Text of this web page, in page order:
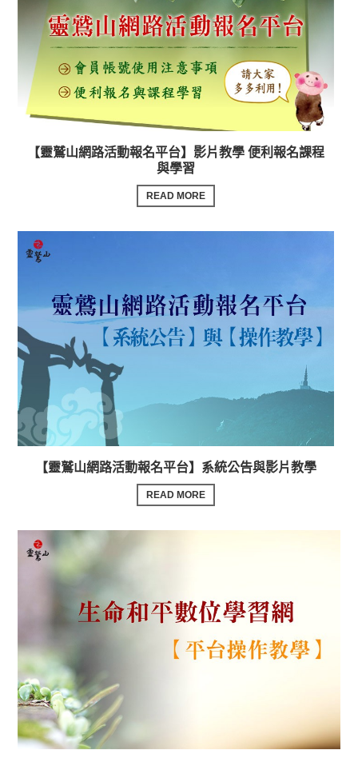
【靈鷲山網路活動報名平台】影片教學 便利報名課程
與學習
READ MORE
【靈鷲山網路活動報名平台】系統公告與影片教學
READ MORE